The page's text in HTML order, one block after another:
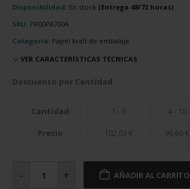
Disponibilidad: En stock
SKU: PR00PA7004
Categoría: Papel kraft de embalaje
VER CARACTERÍSTICAS TÉCNICAS
Descuento por Cantidad
Cantidad 1 - 3 4 - 10
Precio
102,03 € 96,66€
- papel
relleno + AÑADIR AL CARRITO